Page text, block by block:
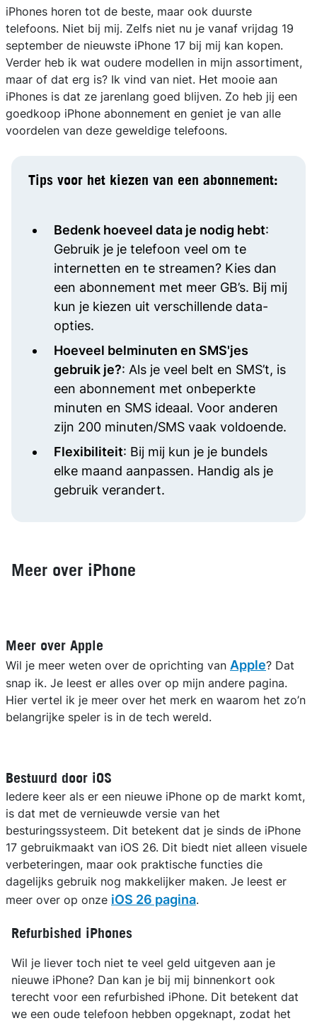
iPhones horen tot de beste, maar ook duurste
telefoons. Niet bij mij. Zelfs niet nu je vanaf vrijdag 19
september de nieuwste iPhone 17 bij mij kan kopen.
Verder heb ik wat oudere modellen in mijn assortiment,
maar of dat erg is? Ik vind van niet. Het mooie aan
iPhones is dat ze jarenlang goed blijven. Zo heb jij een
goedkoop iPhone abonnement en geniet je van alle
voordelen van deze geweldige telefoons.
Tips voor het kiezen van een abonnement:
Bedenk hoeveel data je nodig hebt:
Gebruik je je telefoon veel om te
internetten en te streamen? Kies dan
een abonnement met meer GB’s. Bij mij
kun je kiezen uit verschillende data-
opties.
Hoeveel belminuten en SMS'jes
gebruik je?: Als je veel belt en SMS’t, is
een abonnement met onbeperkte
minuten en SMS ideaal. Voor anderen
zijn 200 minuten/SMS vaak voldoende.
Flexibiliteit: Bij mij kun je je bundels
elke maand aanpassen. Handig als je
gebruik verandert.
Meer over iPhone
Meer over Apple
Wil je meer weten over de oprichting van Apple? Dat
snap ik. Je leest er alles over op mijn andere pagina.
Hier vertel ik je meer over het merk en waarom het zo’n
belangrijke speler is in de tech wereld.
Bestuurd door iOS
Iedere keer als er een nieuwe iPhone op de markt komt,
is dat met de vernieuwde versie van het
besturingssysteem. Dit betekent dat je sinds de iPhone
17 gebruikmaakt van iOS 26. Dit biedt niet alleen visuele
verbeteringen, maar ook praktische functies die
dagelijks gebruik nog makkelijker maken. Je leest er
meer over op onze iOS 26 pagina.
Refurbished iPhones
Wil je liever toch niet te veel geld uitgeven aan je
nieuwe iPhone? Dan kan je bij mij binnenkort ook
terecht voor een refurbished iPhone. Dit betekent dat
we een oude telefoon hebben opgeknapt, zodat het